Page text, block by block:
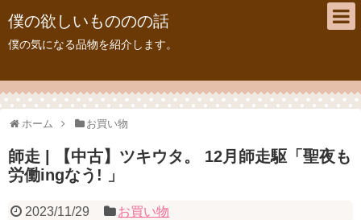
僕の欲しいもののの話
僕の気になる品物を紹介します。
ホーム お買い物
師走 | 【中古】ツキウタ。 12月師走駆「聖夜も
労働ingなう! 」
2023/11/29 お買い物